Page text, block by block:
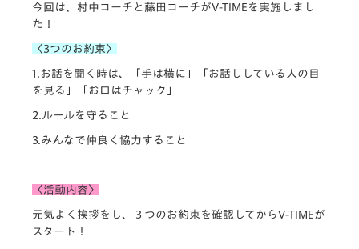
今回は、村中コーチと藤田コーチがV-TIMEを実施しまし
た！
〈3つのお約束〉
1.お話を聞く時は、「手は横に」「 お話ししている人の目
を見る」「お口はチャック」
2.ルールを守ること
3.みんなで仲良く協力すること
〈活動内容〉
元気よく挨拶をし、３つのお約束を確認してからV-TIMEが
スタート！